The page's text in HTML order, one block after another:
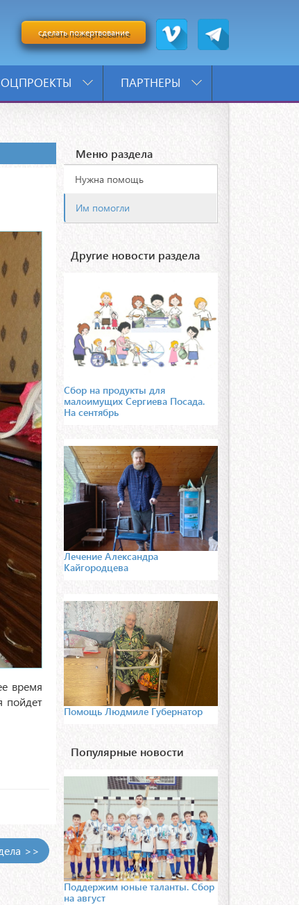
сделать пожертвование
ПАРТНЕРЫ
время
пойдет
>>
Меню раздела
Нужна помощь
Им помогли
Другие новости раздела
Сбор на продукты для
малоимущих Сергиева Посада.
На сентябрь
Лечение Александра
Кайгородцева
Помощь Людмиле Губернатор
Популярные новости
Поддержим юные таланты. Сбор
на август